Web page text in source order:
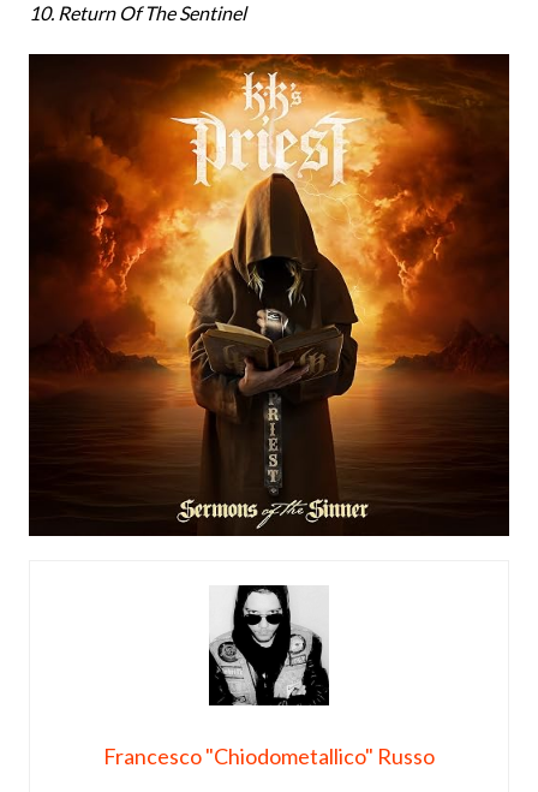
10. Return Of The Sentinel
Francesco "Chiodometallico" Russo